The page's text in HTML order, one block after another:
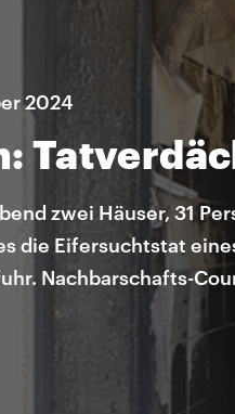
2024
zwei Häuser, 31
die Eifersuchtstat
Nachbarschafts-